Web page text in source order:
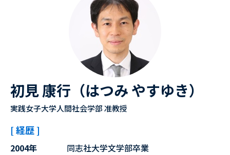
初見 康行（はつみ やすゆき）
実践女子大学人間社会学部 准教授
[ 経歴 ]
2004年
同志社大学文学部卒業